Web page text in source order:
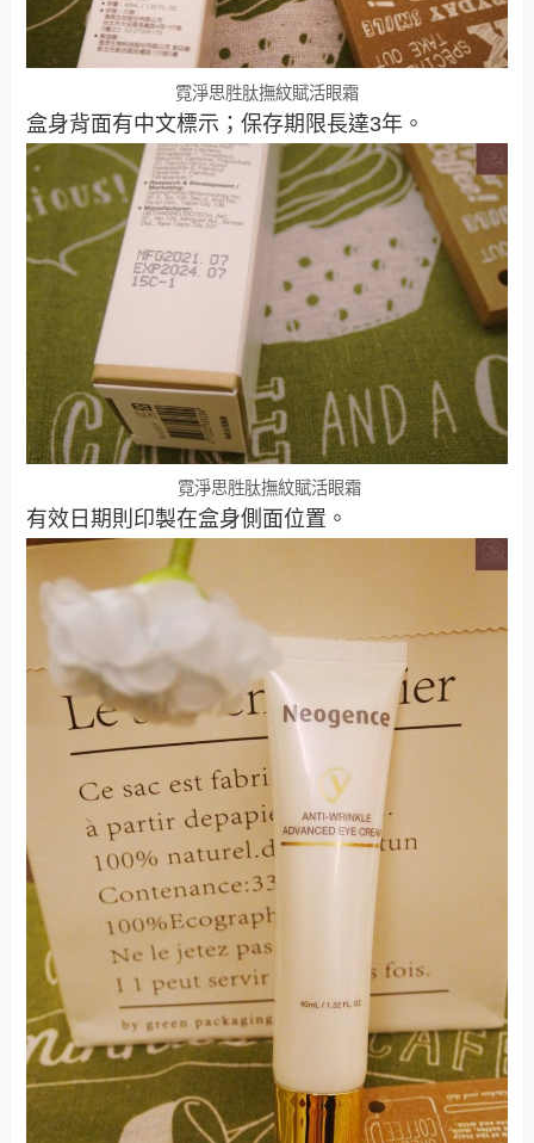
霓淨思胜肽撫紋賦活眼霜
盒身背面有中文標示；保存期限長達3年。
霓淨思胜肽撫紋賦活眼霜
有效日期則印製在盒身側面位置。